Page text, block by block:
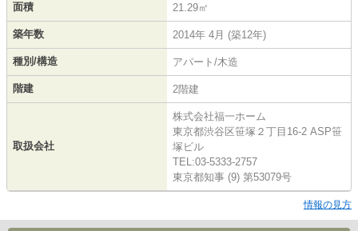
面積 21.29㎡
築年数 2014年 4月 (築12年)
種別/構造 アパート/木造
階建 2階建
取扱会社
株式会社福一ホーム
東京都渋谷区笹塚２丁目16-2 ASP笹
塚ビル
TEL:03-5333-2757
東京都知事 (9) 第53079号
情報の見方